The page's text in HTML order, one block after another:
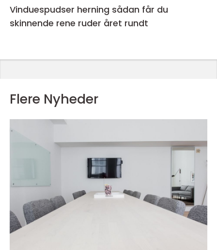
Vinduespudser herning sådan får du
skinnende rene ruder året rundt
Flere Nyheder